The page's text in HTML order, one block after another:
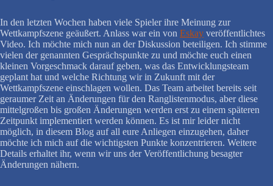
In den letzten Wochen haben viele Spieler ihre Meinung zur
Wettkampfszene geäußert. Anlass war ein von Eskay veröffentlichtes
Video. Ich möchte mich nun an der Diskussion beteiligen. Ich stimme
vielen der genannten Gesprächspunkte zu und möchte euch einen
kleinen Vorgeschmack darauf geben, was das Entwicklungsteam
geplant hat und welche Richtung wir in Zukunft mit der
Wettkampfszene einschlagen wollen. Das Team arbeitet bereits seit
geraumer Zeit an Änderungen für den Ranglistenmodus, aber diese
mittelgroßen bis großen Änderungen werden erst zu einem späteren
Zeitpunkt implementiert werden können. Es ist mir leider nicht
möglich, in diesem Blog auf all eure Anliegen einzugehen, daher
möchte ich mich auf die wichtigsten Punkte konzentrieren. Weitere
Details erhaltet ihr, wenn wir uns der Veröffentlichung besagter
Änderungen nähern.